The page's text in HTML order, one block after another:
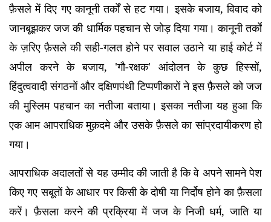
फ़ैसले में दिए गए कानूनी तर्कों से हट गया। इसके बजाय, विवाद को
जानबूझकर जज की धार्मिक पहचान से जोड़ दिया गया। कानूनी तर्कों
के ज़रिए फ़ैसले की सही-गलत होने पर सवाल उठाने या हाई कोर्ट में
अपील करने के बजाय, 'गौ-रक्षक' आंदोलन के कुछ हिस्सों,
हिंदुत्ववादी संगठनों और दक्षिणपंथी टिप्पणीकारों ने इस फ़ैसले को जज
की मुस्लिम पहचान का नतीजा बताया। इसका नतीजा यह हुआ कि
एक आम आपराधिक मुक़दमे और उसके फ़ैसले का सांप्रदायीकरण हो
गया।
आपराधिक अदालतों से यह उम्मीद की जाती है कि वे अपने सामने पेश
किए गए सबूतों के आधार पर किसी के दोषी या निर्दोष होने का फ़ैसला
करें। फ़ैसला करने की प्रक्रिया में जज के निजी धर्म, जाति या